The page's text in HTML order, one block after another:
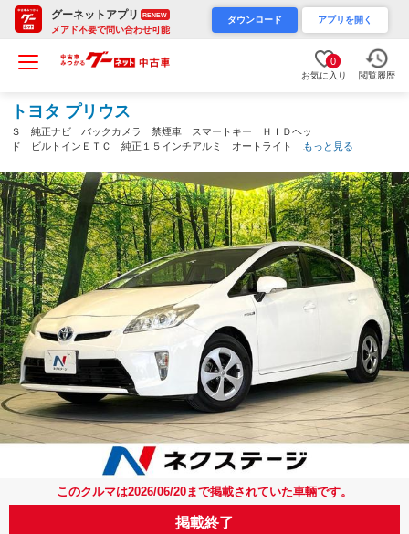
グーネットアプリ RENEW
メアド不要で問い合わせ可能
ダウンロード アプリを開く
0
お気に入り 閲覧履歴
トヨタ プリウス
Ｓ 純正ナビ バックカメラ 禁煙車 スマートキー ＨＩＤヘッ
ド ビルトインＥＴＣ 純正１５インチアルミ オートライト オ
ートエアコン Ｂｌｕｅｔｏｏｔｈ ＣＤ／ＤＶＤ再生 フルセ
グ ドラレコ（茨城県）
もっと見る
このクルマは2026/06/20まで掲載されていた車輛です。
掲載終了